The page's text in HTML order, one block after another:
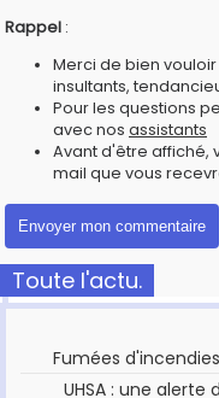
Rappel :
Merci de bien
insultants,
Pour les questions
avec nos assistants
Avant d'être affiché,
mail que vous
Toute l'actu.
Fumées
UHSA : une